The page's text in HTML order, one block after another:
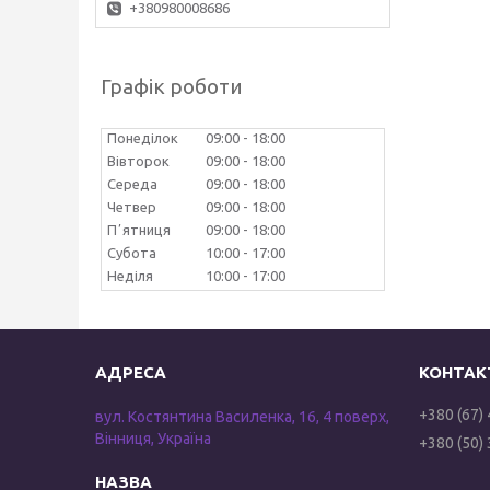
+380980008686
Графік роботи
Понеділок 09:00
18:00
Вівторок
09:00
18:00
Середа
09:00
18:00
Четвер
09:00
18:00
Пʼятниця
09:00
18:00
Субота
10:00
17:00
Неділя
10:00 17:00
вул. Костянтина Василенка, 16, 4 поверх,
Вінниця, Україна
+380 (67)
+380 (50)